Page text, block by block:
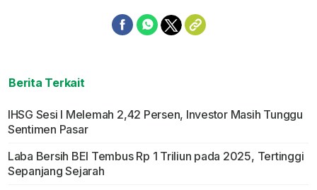
Berita Terkait
IHSG Sesi I Melemah 2,42 Persen, Investor Masih Tunggu
Sentimen Pasar
Laba Bersih BEI Tembus Rp 1 Triliun pada 2025, Tertinggi
Sepanjang Sejarah